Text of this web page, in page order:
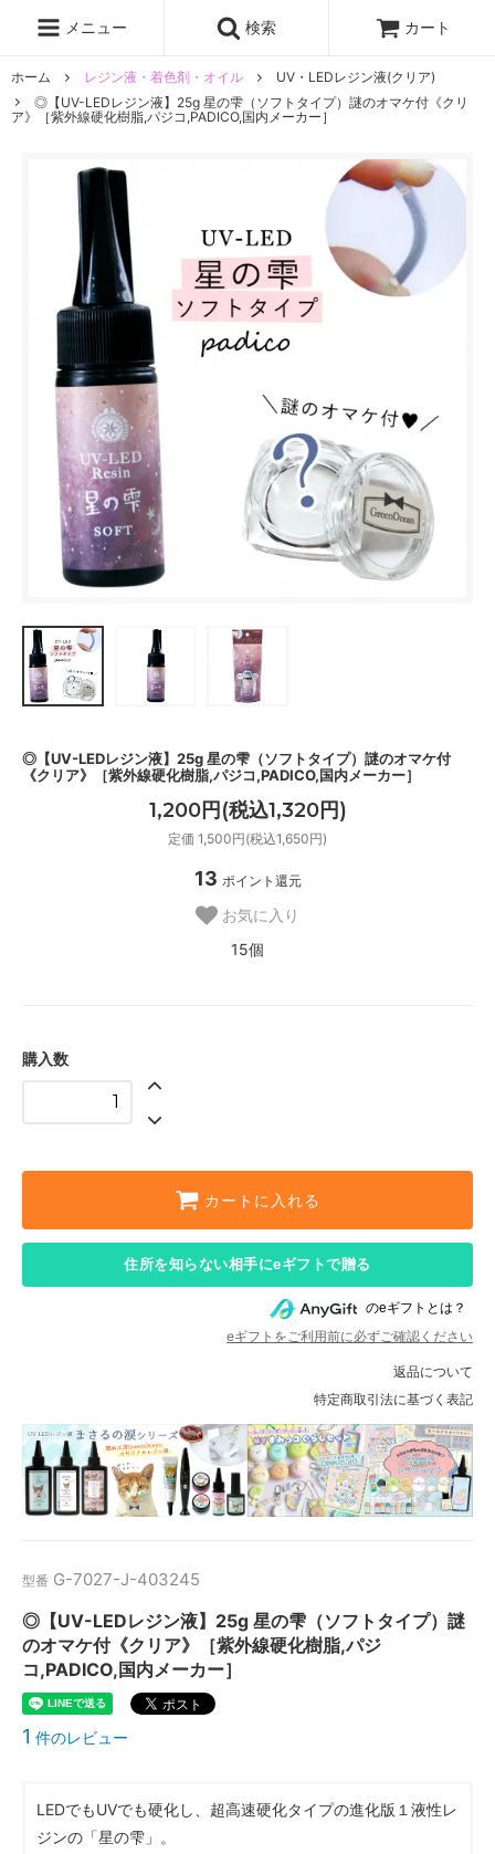
メニュー 検索 カート
ホーム レジン液・着色剤・オイル
UV・LEDレジン液(クリア)
◎【UV-LEDレジン液】25g 星の雫（ソフトタイプ）謎のオマケ付《クリ
ア》［紫外線硬化樹脂,パジコ,PADICO,国内メーカー］
◎【UV-LEDレジン液】25g 星の雫（ソフトタイプ）謎のオマケ付
《クリア》［紫外線硬化樹脂,パジコ,PADICO,国内メーカー］
1,200円(税込1,320円)
定価 1,500円(税込1,650円)
13 ポイント還元
お気に入り
15個
購入数
カートに入れる
住所を知らない相手にeギフトで贈る
のeギフトとは？
eギフトをご利用前に必ずご確認ください
返品について
特定商取引法に基づく表記
型番 G-7027-J-403245
◎【UV-LEDレジン液】25g 星の雫（ソフトタイプ）謎
のオマケ付《クリア》［紫外線硬化樹脂,パジ
コ,PADICO,国内メーカー］
1 件のレビュー
LEDでもUVでも硬化し、超高速硬化タイプの進化版１液性レ
ジンの「星の雫」。